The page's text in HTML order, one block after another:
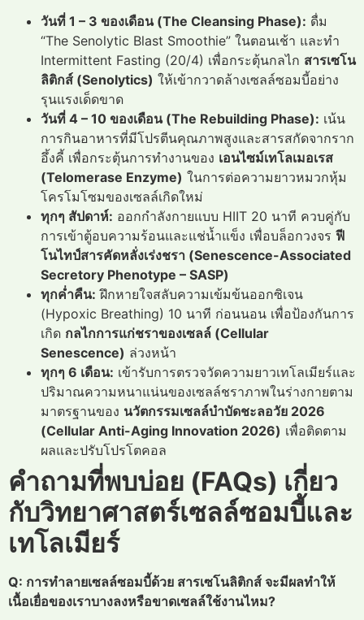
วันที่ 1 – 3 ของเดือน (The Cleansing Phase): ดื่ม
“The Senolytic Blast Smoothie” ในตอนเช้า และทำ
Intermittent Fasting (20/4) เพื่อกระตุ้นกลไก สารเซโน
ลิติกส์ (Senolytics) ให้เข้ากวาดล้างเซลล์ซอมบี้อย่าง
รุนแรงเด็ดขาด
วันที่ 4 – 10 ของเดือน (The Rebuilding Phase): เน้น
การกินอาหารที่มีโปรตีนคุณภาพสูงและสารสกัดจากราก
อึ้งคี้ เพื่อกระตุ้นการทำงานของ เอนไซม์เทโลเมอเรส
(Telomerase Enzyme) ในการต่อความยาวหมวกหุ้ม
โครโมโซมของเซลล์เกิดใหม่
ทุกๆ สัปดาห์: ออกกำลังกายแบบ HIIT 20 นาที ควบคู่กับ
การเข้าตู้อบความร้อนและแช่น้ำแข็ง เพื่อบล็อกวงจร ฟี
โนไทป์สารคัดหลั่งเร่งชรา (Senescence-Associated
Secretory Phenotype – SASP)
ทุกค่ำคืน: ฝึกหายใจสลับความเข้มข้นออกซิเจน
(Hypoxic Breathing) 10 นาที ก่อนนอน เพื่อป้องกันการ
เกิด กลไกการแก่ชราของเซลล์ (Cellular
Senescence) ล่วงหน้า
ทุกๆ 6 เดือน: เข้ารับการตรวจวัดความยาวเทโลเมียร์และ
ปริมาณความหนาแน่นของเซลล์ชราภาพในร่างกายตาม
มาตรฐานของ นวัตกรรมเซลล์บำบัดชะลอวัย 2026
(Cellular Anti-Aging Innovation 2026) เพื่อติดตาม
ผลและปรับโปรโตคอล
คำถามที่พบบ่อย (FAQs) เกี่ยว
กับวิทยาศาสตร์เซลล์ซอมบี้และ
เทโลเมียร์
Q: การทำลายเซลล์ซอมบี้ด้วย สารเซโนลิติกส์ จะมีผลทำให้
เนื้อเยื่อของเราบางลงหรือขาดเซลล์ใช้งานไหม?